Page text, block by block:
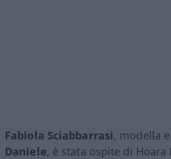
Fabiola Sciabbarrasi, modella
Daniele, è stata ospite di Hoara